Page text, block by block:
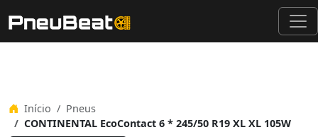
Início
Pneus
CONTINENTAL EcoContact 6 * 245/50 R19 XL XL 105W